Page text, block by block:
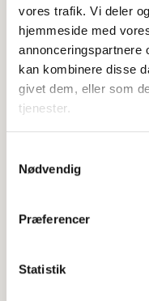
vores trafik. Vi deler
hjemmeside med
annonceringspartnere
kan kombinere disse
givet dem, eller som
tjenester.
Nødvendig
Præferencer
Statistik